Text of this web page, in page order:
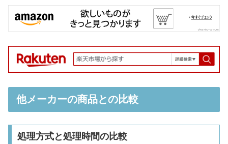
他メーカーの商品との比較
処理方式と処理時間の比較